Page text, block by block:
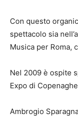
Con questo
spettacolo sia
Musica per Roma,
Nel 2009 è ospite
Expo di
Ambrogio